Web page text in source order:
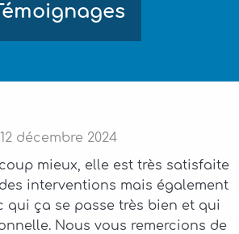
12 décembre 2024
mieux, elle est très satisfaite
interventions mais également
qui ça se passe très bien et qui
Nous vous remercions de